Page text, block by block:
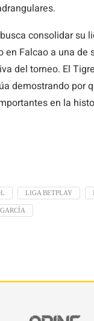
consolidar su
en Falcao a una de
del torneo. El
demostrando por
en la
LIGA BETPLAY